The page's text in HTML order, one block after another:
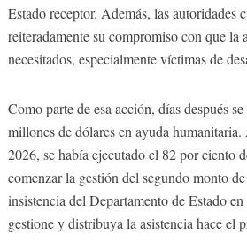
Estado receptor. Además, las autoridades
reiteradamente su compromiso con que la
necesitados, especialmente víctimas de
Como parte de esa acción, días después
millones de dólares en ayuda
2026, se había ejecutado el 82 por ciento
comenzar la gestión del segundo monto
insistencia del Departamento de Estado
gestione y distribuya la asistencia hace el